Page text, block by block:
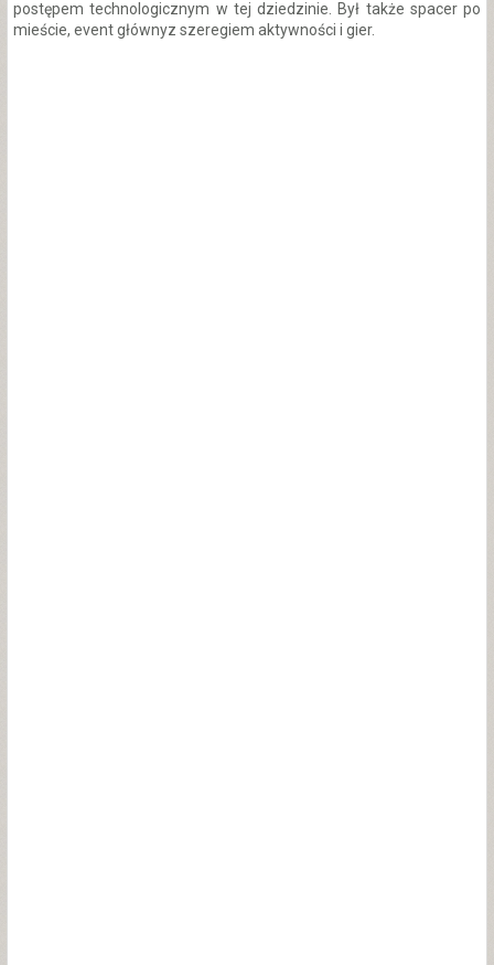
postępem technologicznym w tej dziedzinie. Był także spacer po
mieście, event głównyz szeregiem aktywności i gier.